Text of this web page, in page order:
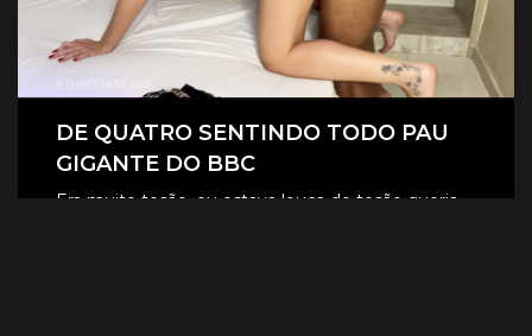
DE QUATRO SENTINDO TODO PAU
GIGANTE DO BBC
Era muito tesão, eu estava louca de tesão queria